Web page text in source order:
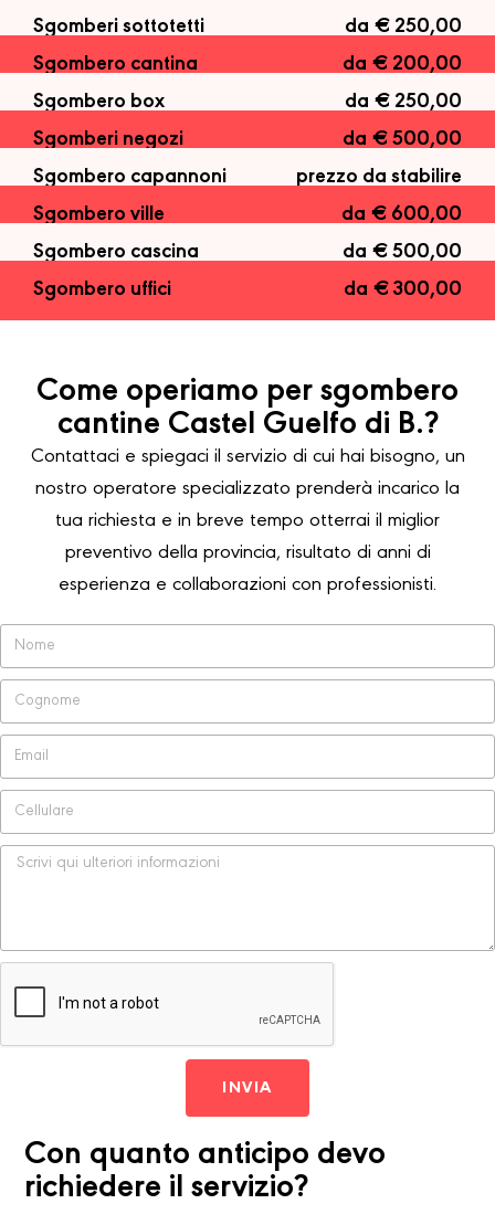
Sgomberi sottotetti
da € 250,00
Sgombero cantina
da € 200,00
Sgombero box
da € 250,00
Sgomberi negozi
da € 500,00
Sgombero capannoni
prezzo da stabilire
Sgombero ville
da € 600,00
Sgombero cascina
da € 500,00
Sgombero uffici
da € 300,00
Come operiamo per sgombero
cantine Castel Guelfo di B.?
Contattaci e spiegaci il servizio di cui hai bisogno, un
nostro operatore specializzato prenderà incarico la
tua richiesta e in breve tempo otterrai il miglior
preventivo della provincia, risultato di anni di
esperienza e collaborazioni con professionisti.
INVIA
Con quanto anticipo devo
richiedere il servizio?